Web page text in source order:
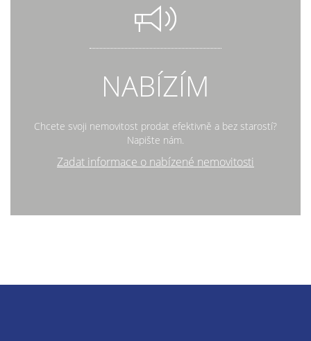
NABÍZÍM
Chcete svoji nemovitost prodat efektivně a bez starostí?
Napište nám.
Zadat informace o nabízené nemovitosti